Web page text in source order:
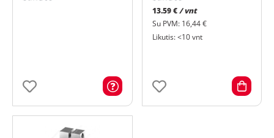
13.59 € / vnt
Su PVM: 16,44 €
Likutis: <10 vnt